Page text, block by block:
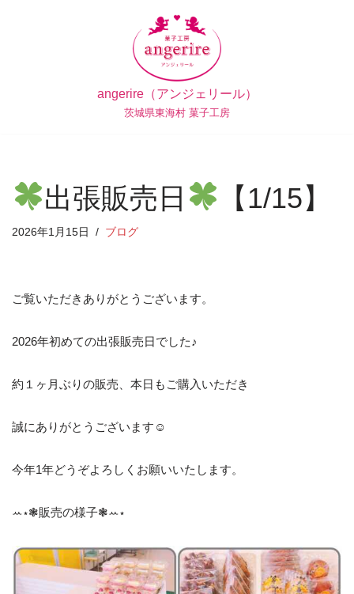
ッ
angerire（アンジェリール）
茨城県東海村 菓子工房
出張販売日 【1/15】
2026年1月15日 ブログ
ご覧いただきありがとうございます。
2026年初めての出張販売日でした♪
約１ヶ月ぶりの販売、本日もご購入いただき
誠にありがとうございます☺︎
今年1年どうぞよろしくお願いいたします。
ꕀ⋆❃販売の様子❃ꕀ⋆